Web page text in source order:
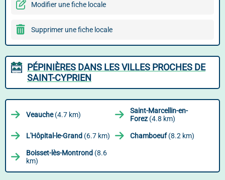
Modifier une fiche locale
Supprimer une fiche locale
PÉPINIÈRES DANS LES VILLES PROCHES DE
SAINT-CYPRIEN
Veauche(4.7 km)
Saint-Marcellin-en-
Forez (4.8 km)
L'Hôpital-le-Grand (6.7 km) Chamboeuf(8.2 km)
Boisset-lès-Montrond (8.6
km)